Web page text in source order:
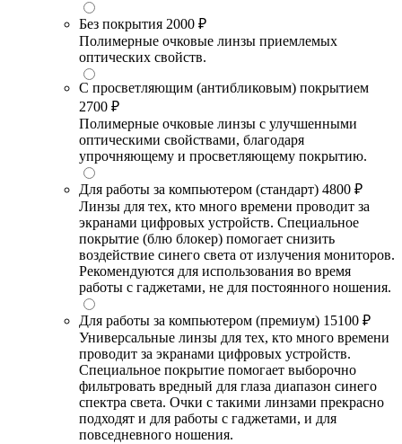
Без покрытия 2000 ₽
Полимерные очковые линзы приемлемых
оптических свойств.
С просветляющим (антибликовым) покрытием
2700 ₽
Полимерные очковые линзы с улучшенными
оптическими свойствами, благодаря
упрочняющему и просветляющему покрытию.
Для работы за компьютером (стандарт) 4800 ₽
Линзы для тех, кто много времени проводит за
экранами цифровых устройств. Специальное
покрытие (блю блокер) помогает снизить
воздействие синего света от излучения мониторов.
Рекомендуются для использования во время
работы с гаджетами, не для постоянного ношения.
Для работы за компьютером (премиум) 15100 ₽
Универсальные линзы для тех, кто много времени
проводит за экранами цифровых устройств.
Специальное покрытие помогает выборочно
фильтровать вредный для глаза диапазон синего
спектра света. Очки с такими линзами прекрасно
подходят и для работы с гаджетами, и для
повседневного ношения.